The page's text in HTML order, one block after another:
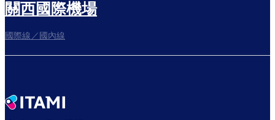
關西國際機場
國際線／國內線